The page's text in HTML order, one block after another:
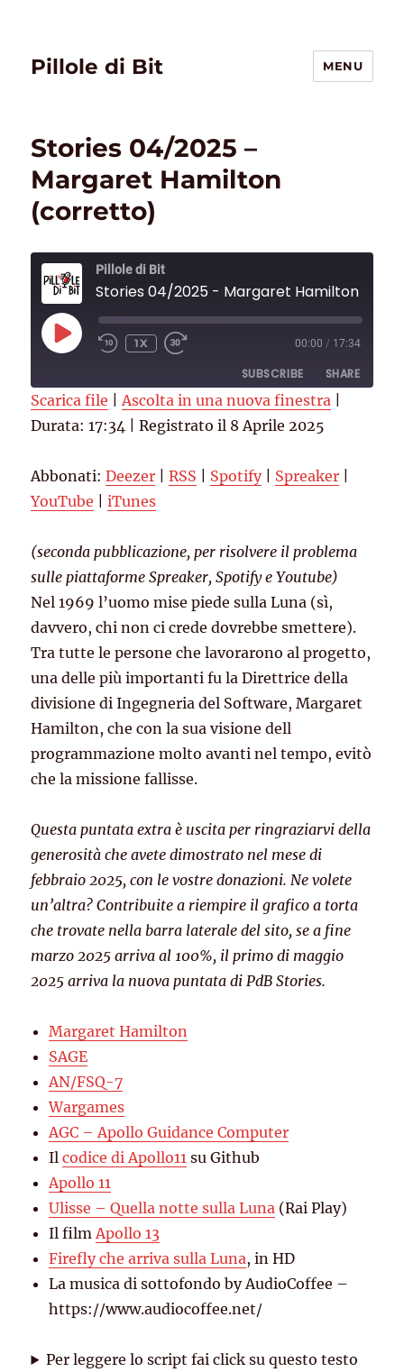
Pillole di Bit MENU
Stories 04/2025 –
Margaret Hamilton
(corretto)
Pillole di Bit
PLAY
EPISODE
1X 00:00 / 17:34
SUBSCRIBE SHARE
Deezer RSS
YouTube iTunes
RSS FEED
SHARE
EMBED
Scarica file |Ascolta in una nuova finestra
Durata: 17:34 |Registrato il 8 Aprile 2025
Abbonati:Deezer |RSS Spotify| Spreaker
YouTube |iTunes
(seconda pubblicazione, per risolvere il problema
sulle piattaforme Spreaker, Spotify e Youtube)
Nel 1969 l’uomo mise piede sulla Luna (sì,
davvero, chi non ci crede dovrebbe smettere).
Tra tutte le persone che lavorarono al progetto,
una delle più importanti fu la Direttrice della
divisione di Ingegneria del Software, Margaret
Hamilton, che con la sua visione dell
programmazione molto avanti nel tempo, evitò
che la missione fallisse.
Questa puntata extra è uscita per ringraziarvi della
generosità che avete dimostrato nel mese di
febbraio 2025, con le vostre donazioni. Ne volete
un’altra? Contribuite a riempire il grafico a torta
che trovate nella barra laterale del sito, se a fine
marzo 2025 arriva al 100%, il primo di maggio
2025 arriva la nuova puntata di PdB Stories.
Margaret Hamilton
SAGE
AN/FSQ-7
Wargames
AGC – Apollo Guidance Computer
Ilcodice di Apollo11 su Github
Apollo 11
Ulisse – Quella notte sulla Luna (Rai Play)
Il filmApollo 13
Firefly che arriva sulla Luna, in HD
La musica di sottofondo by AudioCoffee –
https://www.audiocoffee.net/
Per leggere lo script fai click su questo testo